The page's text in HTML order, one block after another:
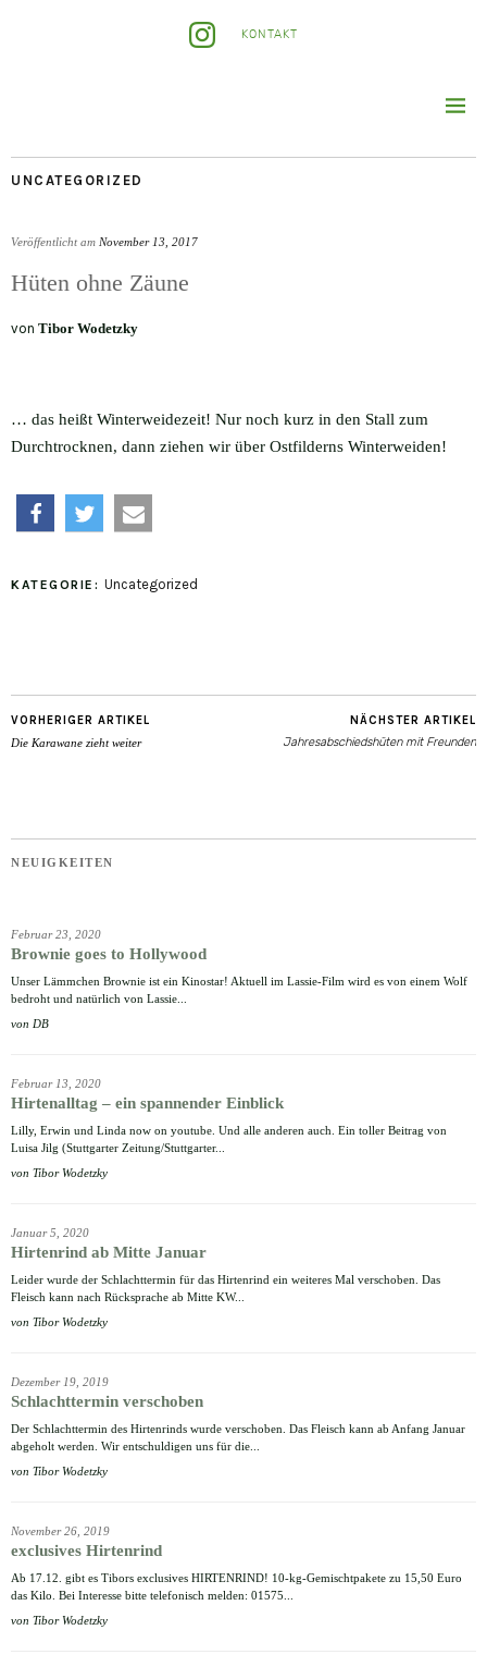
KONTAKT
UNCATEGORIZED
Veröffentlicht am November 13, 2017
Hüten ohne Zäune
von Tibor Wodetzky
… das heißt Winterweidezeit! Nur noch kurz in den Stall zum
Durchtrocknen, dann ziehen wir über Ostfilderns Winterweiden!
mail
KATEGORIE: Uncategorized
VORHERIGER ARTIKEL
Die Karawane zieht weiter
NÄCHSTER ARTIKEL
Jahresabschiedshüten mit Freunden
NEUIGKEITEN
Februar 23, 2020
Brownie goes to Hollywood
Unser Lämmchen Brownie ist ein Kinostar! Aktuell im Lassie-Film wird es von einem Wolf
bedroht und natürlich von Lassie...
von DB
Februar 13, 2020
Hirtenalltag – ein spannender Einblick
Lilly, Erwin und Linda now on youtube. Und alle anderen auch. Ein toller Beitrag von
Luisa Jilg (Stuttgarter Zeitung/Stuttgarter...
von Tibor Wodetzky
Januar 5, 2020
Hirtenrind ab Mitte Januar
Leider wurde der Schlachttermin für das Hirtenrind ein weiteres Mal verschoben. Das
Fleisch kann nach Rücksprache ab Mitte KW...
von Tibor Wodetzky
Dezember 19, 2019
Schlachttermin verschoben
Der Schlachttermin des Hirtenrinds wurde verschoben. Das Fleisch kann ab Anfang Januar
abgeholt werden. Wir entschuldigen uns für die...
von Tibor Wodetzky
November 26, 2019
exclusives Hirtenrind
Ab 17.12. gibt es Tibors exclusives HIRTENRIND! 10-kg-Gemischtpakete zu 15,50 Euro
das Kilo. Bei Interesse bitte telefonisch melden: 01575...
von Tibor Wodetzky